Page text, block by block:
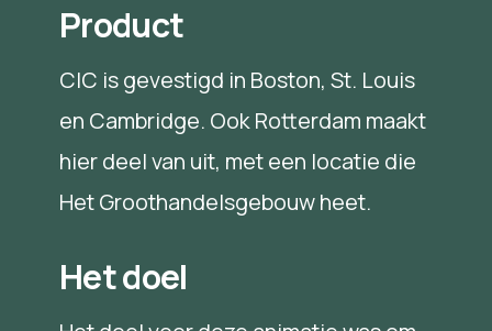
Product
CIC is gevestigd in Boston, St. Louis
en Cambridge. Ook Rotterdam maakt
hier deel van uit, met een locatie die
Het Groothandelsgebouw heet.
Het doel